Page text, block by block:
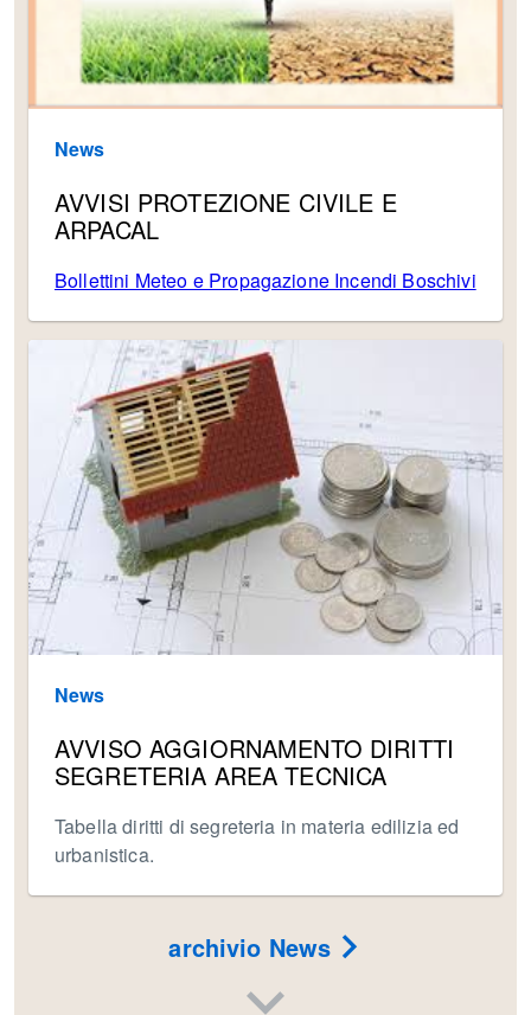
News
AVVISI PROTEZIONE CIVILE E
ARPACAL
Bollettini Meteo e Propagazione Incendi Boschivi
News
AVVISO AGGIORNAMENTO DIRITTI
SEGRETERIA AREA TECNICA
Tabella diritti di segreteria in materia edilizia ed
urbanistica.
archivio News